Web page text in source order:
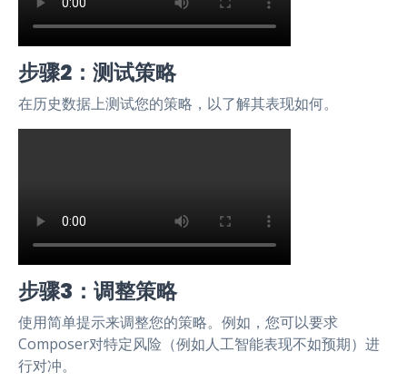
步骤2：测试策略
在历史数据上测试您的策略，以了解其表现如何。
步骤3：调整策略
使用简单提示来调整您的策略。例如，您可以要求
Composer对特定风险（例如人工智能表现不如预期）进
行对冲。